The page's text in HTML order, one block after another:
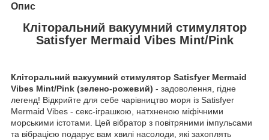
Опис
Кліторальний вакуумний стимулятор
Satisfyer Mermaid Vibes Mint/Pink
Кліторальний вакуумний стимулятор Satisfyer Mermaid
Vibes Mint/Pink (зелено-рожевий) - задоволення, гідне
легенд! Відкрийте для себе чарівництво моря із Satisfyer
Mermaid Vibes - секс-іграшкою, натхненою міфічними
морськими істотами. Цей вібратор з повітряними імпульсами
та вібрацією подарує вам хвилі насолоди, які захоплять